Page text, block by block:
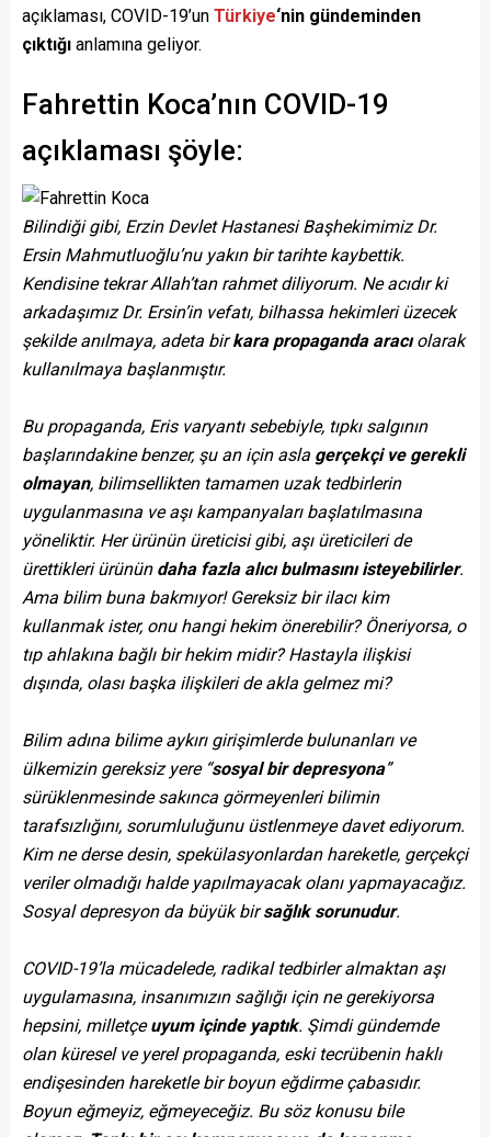
açıklaması, COVID-19’un Türkiye‘nin gündeminden
çıktığı anlamına geliyor.
Fahrettin Koca’nın COVID-19
açıklaması şöyle:
Bilindiği gibi, Erzin Devlet Hastanesi Başhekimimiz Dr.
Ersin Mahmutluoğlu’nu yakın bir tarihte kaybettik.
Kendisine tekrar Allah’tan rahmet diliyorum. Ne acıdır ki
arkadaşımız Dr. Ersin’in vefatı, bilhassa hekimleri üzecek
şekilde anılmaya, adeta birkara propaganda aracıolarak
kullanılmaya başlanmıştır.
Bu propaganda, Eris varyantı sebebiyle, tıpkı salgının
başlarındakine benzer, şu an için asla gerçekçi ve gerekli
olmayan, bilimsellikten tamamen uzak tedbirlerin
uygulanmasına ve aşı kampanyaları başlatılmasına
yöneliktir. Her ürünün üreticisi gibi, aşı üreticileri de
ürettikleri ürünün daha fazla alıcı bulmasını isteyebilirler.
Ama bilim buna bakmıyor! Gereksiz bir ilacı kim
kullanmak ister, onu hangi hekim önerebilir? Öneriyorsa, o
tıp ahlakına bağlı bir hekim midir? Hastayla ilişkisi
dışında, olası başka ilişkileri de akla gelmez mi?
Bilim adına bilime aykırı girişimlerde bulunanları ve
ülkemizin gereksiz yere “sosyal bir depresyona”
sürüklenmesinde sakınca görmeyenleri bilimin
tarafsızlığını, sorumluluğunu üstlenmeye davet ediyorum.
Kim ne derse desin, spekülasyonlardan hareketle, gerçekçi
veriler olmadığı halde yapılmayacak olanı yapmayacağız.
Sosyal depresyon da büyük birsağlık sorunudur.
COVID-19’la mücadelede, radikal tedbirler almaktan aşı
uygulamasına, insanımızın sağlığı için ne gerekiyorsa
hepsini, milletçeuyum içinde yaptık. Şimdi gündemde
olan küresel ve yerel propaganda, eski tecrübenin haklı
endişesinden hareketle bir boyun eğdirme çabasıdır.
Boyun eğmeyiz, eğmeyeceğiz. Bu söz konusu bile